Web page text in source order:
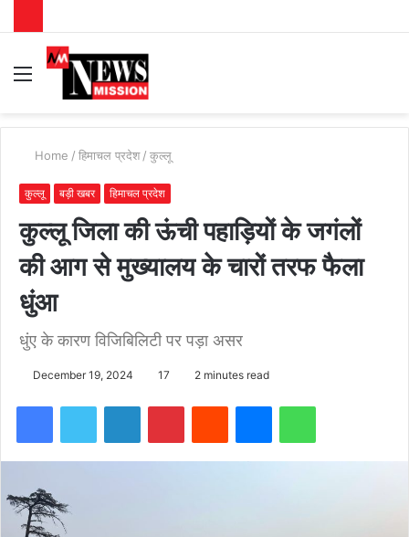
Menu
Home / हिमाचल प्रदेश / कुल्लू
कुल्लू बड़ी खबर हिमाचल प्रदेश
कुल्लू जिला की ऊंची पहाड़ियों के जगंलों
की आग से मुख्यालय के चारों तरफ फैला
धुंआ
धुंए के कारण विजिबिलिटी पर पड़ा असर
December 19, 2024 17 2 minutes read